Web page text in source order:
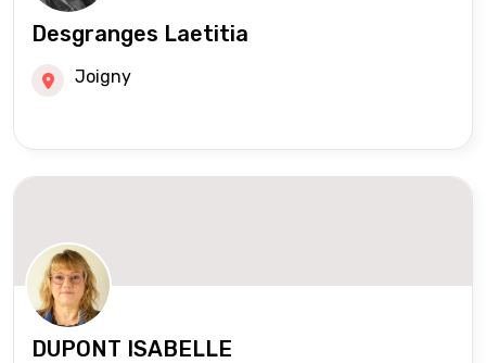
Desgranges Laetitia
Joigny
DUPONT ISABELLE